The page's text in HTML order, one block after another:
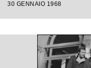
30 GENNAIO 1968